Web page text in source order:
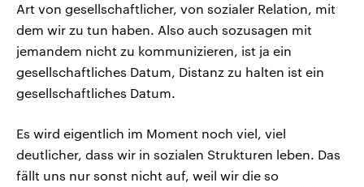
Art von gesellschaftlicher, von sozialer Relation, mit
dem wir zu tun haben. Also auch sozusagen mit
jemandem nicht zu kommunizieren, ist ja ein
gesellschaftliches Datum, Distanz zu halten ist ein
gesellschaftliches Datum.
Es wird eigentlich im Moment noch viel, viel
deutlicher, dass wir in sozialen Strukturen leben. Das
fällt uns nur sonst nicht auf, weil wir die so